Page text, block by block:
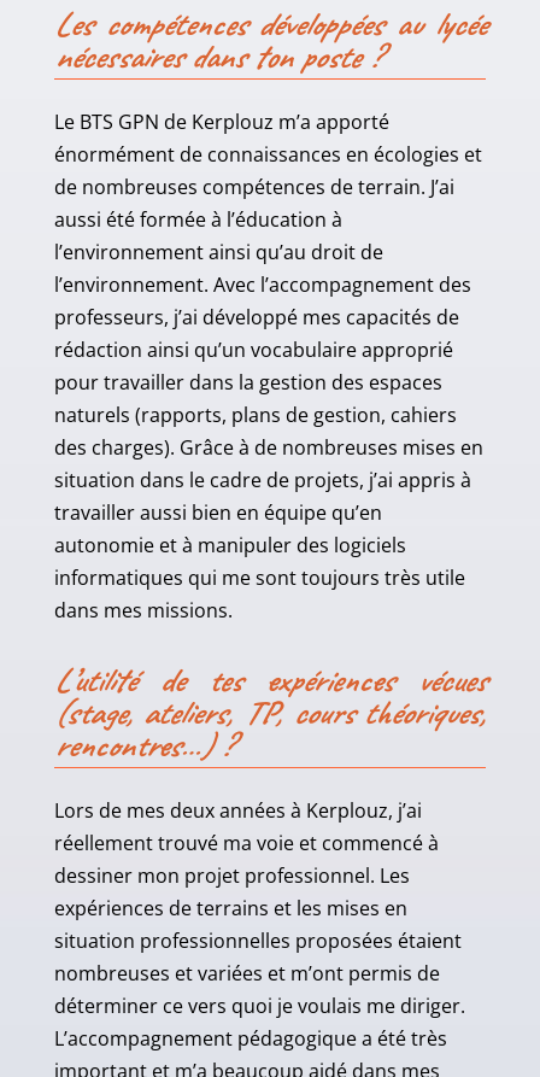
Les compétences développées au lycée
nécessaires dans ton poste ?
Le BTS GPN de Kerplouz m’a apporté
énormément de connaissances en écologies et
de nombreuses compétences de terrain. J’ai
aussi été formée à l’éducation à
l’environnement ainsi qu’au droit de
l’environnement. Avec l’accompagnement des
professeurs, j’ai développé mes capacités de
rédaction ainsi qu’un vocabulaire approprié
pour travailler dans la gestion des espaces
naturels (rapports, plans de gestion, cahiers
des charges). Grâce à de nombreuses mises en
situation dans le cadre de projets, j’ai appris à
travailler aussi bien en équipe qu’en
autonomie et à manipuler des logiciels
informatiques qui me sont toujours très utile
dans mes missions.
L’utilité de tes expériences vécues
(stage, ateliers, TP, cours théoriques,
rencontres…) ?
Lors de mes deux années à Kerplouz, j’ai
réellement trouvé ma voie et commencé à
dessiner mon projet professionnel. Les
expériences de terrains et les mises en
situation professionnelles proposées étaient
nombreuses et variées et m’ont permis de
déterminer ce vers quoi je voulais me diriger.
L’accompagnement pédagogique a été très
important et m’a beaucoup aidé dans mes